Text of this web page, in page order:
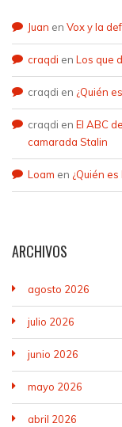
Juan en Vox y la
craqdi en Los que
craqdi en ¿Quién
craqdi en El ABC
camarada Stalin
Loam en ¿Quién
ARCHIVOS
agosto 2026
julio 2026
junio 2026
mayo 2026
abril 2026